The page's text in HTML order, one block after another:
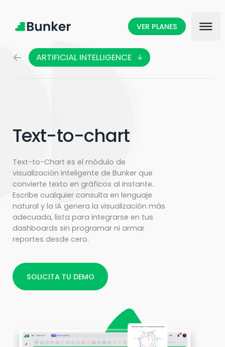
VER PLANES
ARTIFICIAL INTELLIGENCE
MARKETING SCIENCE
Text-to-chart
Text-to-Chart es el módulo de
visualización inteligente de Bunker que
convierte texto en gráficos al instante.
Escribe cualquier consulta en lenguaje
natural y la IA genera la visualización más
adecuada, lista para integrarse en tus
dashboards sin programar ni armar
reportes desde cero.
SOLICITA TU DEMO